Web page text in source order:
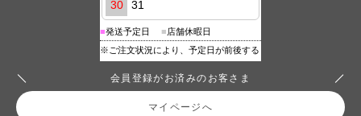
会員登録がお済みのお客さま
マイページへ